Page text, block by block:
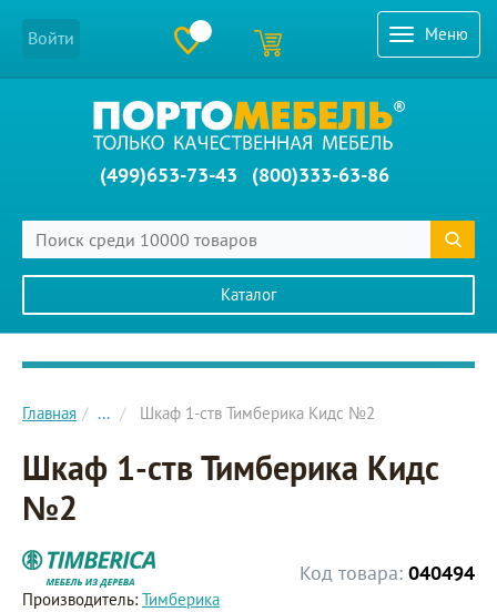
Меню
Войти
(499)653-73-43 (800)333-63-86
Каталог
Главное меню сайта
Главная ... Шкаф 1-ств Тимберика Кидс №2
Шкаф 1-ств Тимберика Кидс
№2
Код товара: 040494
Производитель: Тимберика